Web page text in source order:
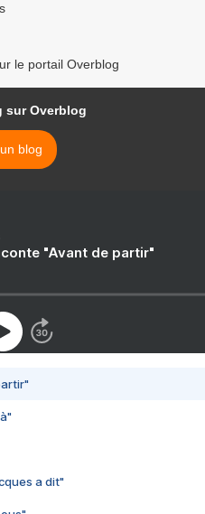
le portail Overblog
sur Overblog
blog
"Avant de partir"
a dit"